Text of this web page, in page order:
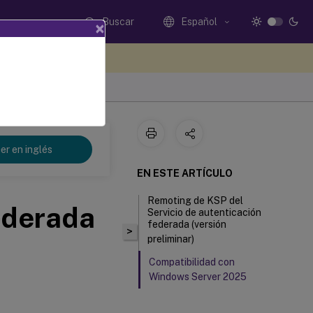
Buscar Español
en inglés
>
EN ESTE ARTÍCULO
Remoting de KSP del
Servicio de autenticación
federada (versión
preliminar)
Compatibilidad con
Windows Server 2025
×